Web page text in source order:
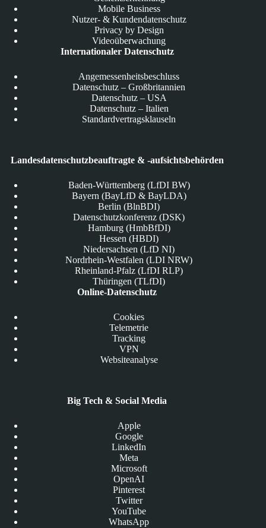
Mobile Business
Nutzer- & Kundendatenschutz
Privacy by Design
Videoüberwachung
Internationaler Datenschutz
Angemessenheitsbeschluss
Datenschutz – Großbritannien
Datenschutz – USA
Datenschutz – Italien
Standardvertragsklauseln
Landesdatenschutzbeauftragte & -aufsichtsbehörden
Baden-Württemberg (LfDI BW)
Bayern (BayLfD & BayLDA)
Berlin (BlnBDI)
Datenschutzkonferenz (DSK)
Hamburg (HmbBfDI)
Hessen (HBDI)
Niedersachsen (LfD NI)
Nordrhein-Westfalen (LDI NRW)
Rheinland-Pfalz (LfDI RLP)
Thüringen (TLfDI)
Online-Datenschutz
Cookies
Telemetrie
Tracking
VPN
Websiteanalyse
Big Tech & Social Media
Apple
Google
LinkedIn
Meta
Microsoft
OpenAI
Pinterest
Twitter
YouTube
WhatsApp